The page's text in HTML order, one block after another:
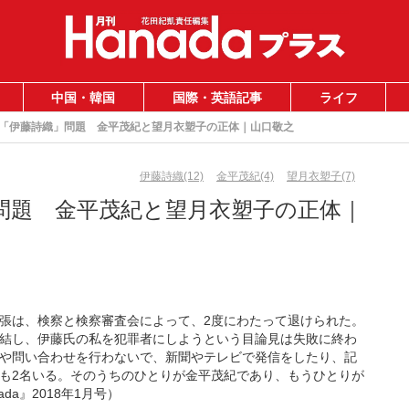
中国・韓国 国際・英語記事 ライフ
伊藤詩織」問題 金平茂紀と望月衣塑子の正体｜山口敬之
伊藤詩織(12) 金平茂紀(4) 望月衣塑子(7)
題 金平茂紀と望月衣塑子の正体｜
は、検察と検察審査会によって、2度にわたって退けられた。
し、伊藤氏の私を犯罪者にしようという目論見は失敗に終わ
問い合わせを行わないで、新聞やテレビで発信をしたり、記
2名いる。そのうちのひとりが金平茂紀であり、もうひとりが
』2018年1月号）